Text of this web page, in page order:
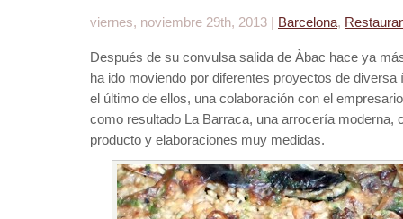
viernes, noviembre 29th, 2013 | Barcelona,
Después de su convulsa salida de Àbac hace ya
ha ido moviendo por diferentes proyectos de
el último de ellos, una colaboración con el
como resultado La Barraca, una arrocería moderna,
producto y elaboraciones muy medidas.